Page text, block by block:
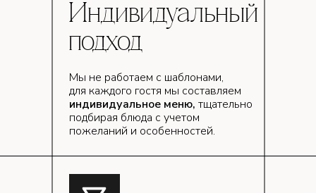
Индивидуальный
подход
Мы не работаем с шаблонами,
для каждого гостя мы составляем
индивидуальное меню, тщательно
подбирая блюда с учетом
пожеланий и особенностей.